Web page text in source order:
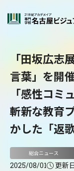
「田坂広
言葉」を開
「感性コミ
斬新な教育
かした「返
総合ニュース
2025/08/01 更新